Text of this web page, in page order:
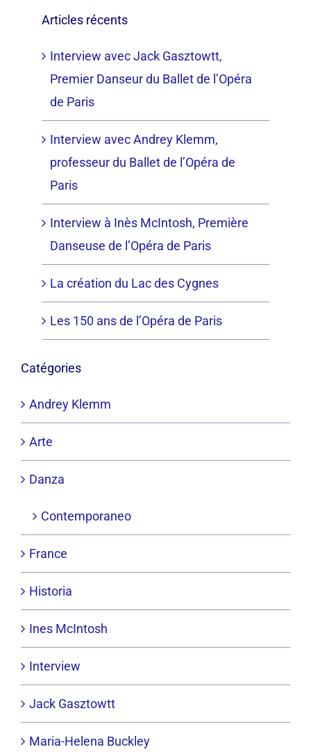
Articles récents
Interview avec Jack Gasztowtt,
Premier Danseur du Ballet de l’Opéra
de Paris
Interview avec Andrey Klemm,
professeur du Ballet de l’Opéra de
Paris
Interview à Inès McIntosh, Première
Danseuse de l’Opéra de Paris
La création du Lac des Cygnes
Les 150 ans de l’Opéra de Paris
Catégories
Andrey Klemm
Arte
Danza
Contemporaneo
France
Historia
Ines McIntosh
Interview
Jack Gasztowtt
Maria-Helena Buckley